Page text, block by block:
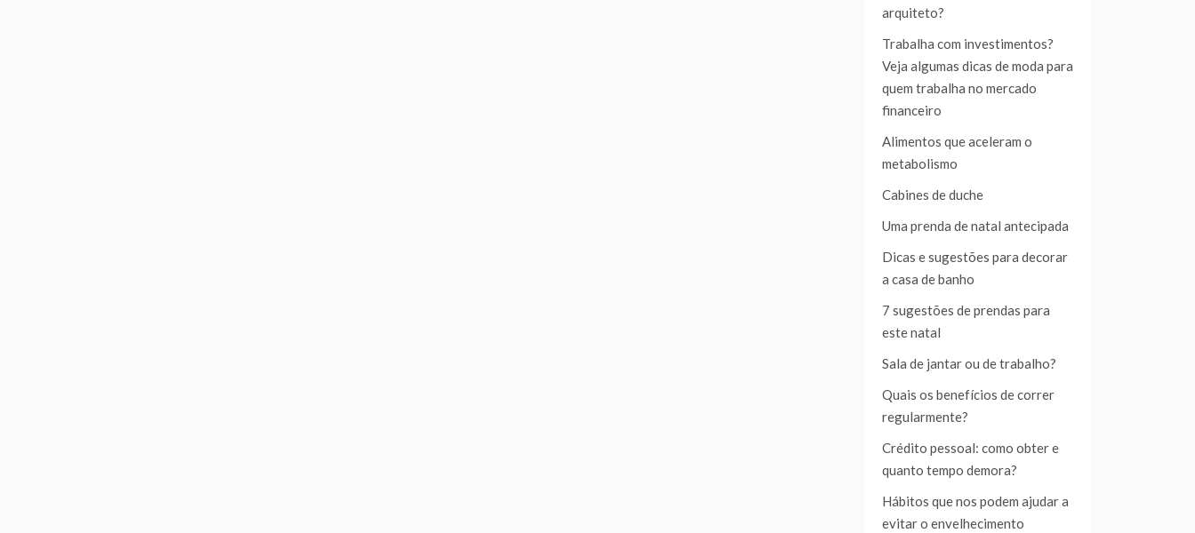
arquiteto?
Trabalha com investimentos?
Veja algumas dicas de moda para
quem trabalha no mercado
financeiro
Alimentos que aceleram o
metabolismo
Cabines de duche
Uma prenda de natal antecipada
Dicas e sugestões para decorar
a casa de banho
7 sugestões de prendas para
este natal
Sala de jantar ou de trabalho?
Quais os benefícios de correr
regularmente?
Crédito pessoal: como obter e
quanto tempo demora?
Hábitos que nos podem ajudar a
evitar o envelhecimento